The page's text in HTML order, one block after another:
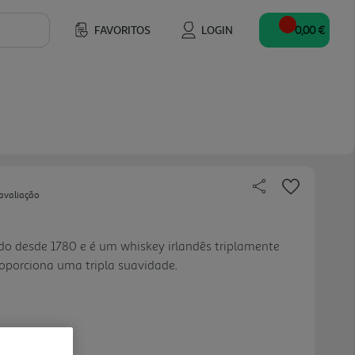
FAVORITOS LOGIN 0,00 €
desde 1780 e é um whiskey irlandês triplamente
uma tripla suavidade.